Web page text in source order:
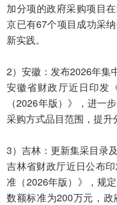
加分项的政府采购项目
京已有67个项目成功采
新实践。
2）安徽：发布2026年集
安徽省财政厅近日印发
（2026年版）》，进一
采购方式品目范围，提升
3）吉林：更新集采目录
吉林省财政厅近日公布
准（2026年版）》，规
数额标准为200万元，